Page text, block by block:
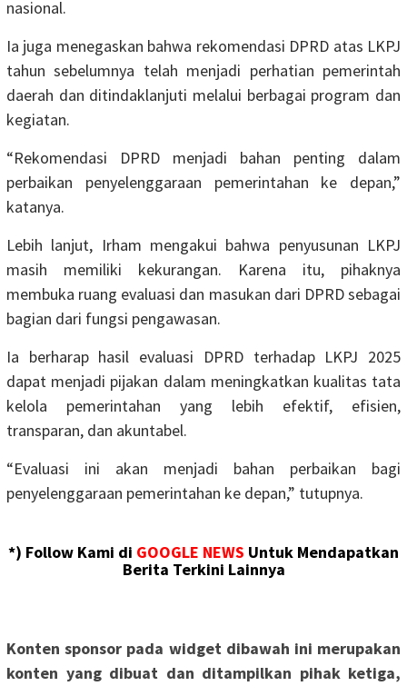
nasional.
Ia juga menegaskan bahwa rekomendasi DPRD atas LKPJ
tahun sebelumnya telah menjadi perhatian pemerintah
daerah dan ditindaklanjuti melalui berbagai program dan
kegiatan.
“Rekomendasi DPRD menjadi bahan penting dalam
perbaikan penyelenggaraan pemerintahan ke depan,”
katanya.
Lebih lanjut, Irham mengakui bahwa penyusunan LKPJ
masih memiliki kekurangan. Karena itu, pihaknya
membuka ruang evaluasi dan masukan dari DPRD sebagai
bagian dari fungsi pengawasan.
Ia berharap hasil evaluasi DPRD terhadap LKPJ 2025
dapat menjadi pijakan dalam meningkatkan kualitas tata
kelola pemerintahan yang lebih efektif, efisien,
transparan, dan akuntabel.
“Evaluasi ini akan menjadi bahan perbaikan bagi
penyelenggaraan pemerintahan ke depan,” tutupnya.
*) Follow Kami di GOOGLE NEWS Untuk Mendapatkan
Berita Terkini Lainnya
Konten sponsor pada widget dibawah ini merupakan
konten yang dibuat dan ditampilkan pihak ketiga,